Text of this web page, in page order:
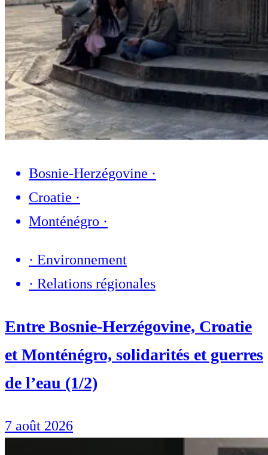
Bosnie-Herzégovine ·
Croatie ·
Monténégro ·
· Environnement
· Relations régionales
Entre Bosnie-Herzégovine, Croatie
et Monténégro, solidarités et guerres
de l’eau (1/2)
7 août 2026